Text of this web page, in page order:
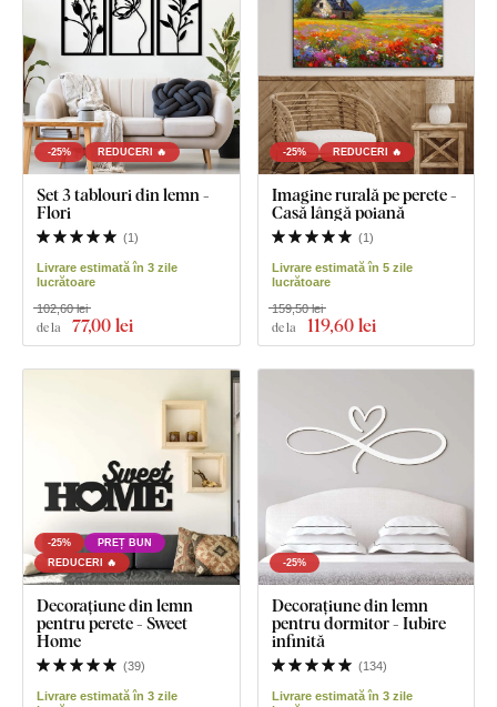
-25% REDUCERI 🔥
Set 3 tablouri din lemn -
Flori
(1)
Livrare estimată în 3 zile
lucrătoare
de la 77,00 lei
102,60 lei
-25% REDUCERI 🔥
Imagine rurală pe perete -
Casă lângă poiană
(1)
Livrare estimată în 5 zile
lucrătoare
de la 119,60 lei
159,50 lei
-25%
PREȚ BUN
REDUCERI 🔥
Decorațiune din lemn
pentru perete - Sweet
Home
(39)
Livrare estimată în 3 zile
-25%
Decorațiune din lemn
pentru dormitor - Iubire
infinită
(134)
Livrare estimată în 3 zile